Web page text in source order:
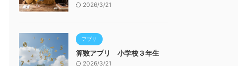
2026/3/21
アプリ
算数アプリ 小学校３年生
2026/3/21